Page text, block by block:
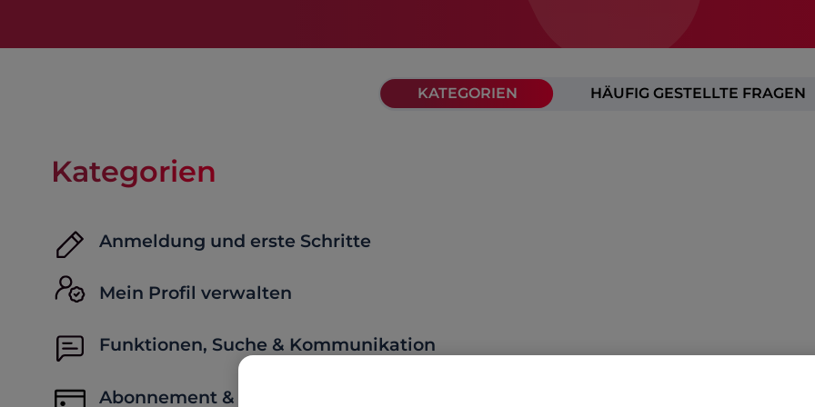
KATEGORIEN HÄUFIG GESTELLTE FRAGEN
Kategorien
Anmeldung und erste Schritte
Mein Profil verwalten
Funktionen, Suche & Kommunikation
Abonnement & kostenpflichtige Funktionen